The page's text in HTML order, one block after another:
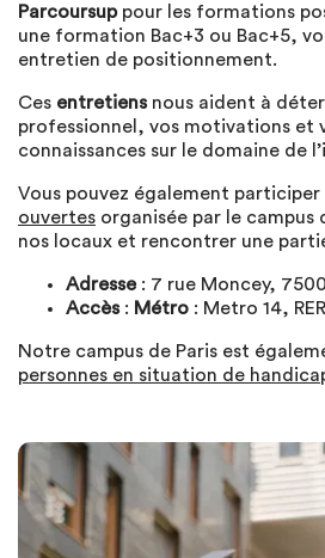
Parcoursuppour les formations
une formation Bac+3 ou Bac+5,
entretien de positionnement.
Ces entretiens nous aident à
professionnel, vos motivations et
connaissances sur le domaine de
Vous pouvez également participer
ouvertes organisée par le campus
nos locaux et rencontrer une
Adresse: 7 rue Moncey,
Accès: Métro : Metro 14,
Notre campus de Paris est
personnes en situation de